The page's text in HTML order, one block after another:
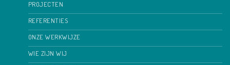
PROJECTEN
REFERENTIES
ONZE WERKWIJZE
WIE ZIJN WIJ